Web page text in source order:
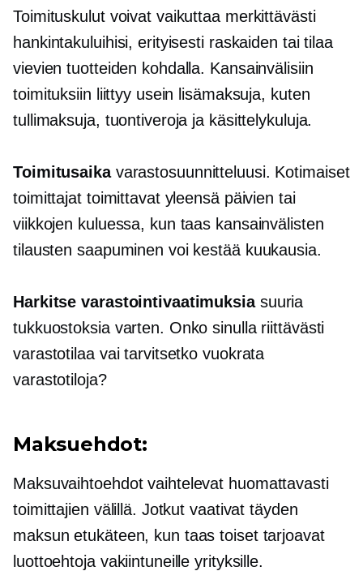
Toimituskulut voivat vaikuttaa merkittävästi
hankintakuluihisi, erityisesti raskaiden tai tilaa
vievien tuotteiden kohdalla. Kansainvälisiin
toimituksiin liittyy usein lisämaksuja, kuten
tullimaksuja, tuontiveroja ja käsittelykuluja.
Toimitusaikavarastosuunnitteluusi. Kotimaiset
toimittajat toimittavat yleensä päivien tai
viikkojen kuluessa, kun taas kansainvälisten
tilausten saapuminen voi kestää kuukausia.
Harkitse varastointivaatimuksiasuuria
tukkuostoksia varten. Onko sinulla riittävästi
varastotilaa vai tarvitsetko vuokrata
varastotiloja?
Maksuehdot:
Maksuvaihtoehdot vaihtelevat huomattavasti
toimittajien välillä. Jotkut vaativat täyden
maksun etukäteen, kun taas toiset tarjoavat
luottoehtoja vakiintuneille yrityksille.